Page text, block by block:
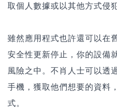
取個人數據或以其他方式侵
雖然應用程式也許還可以在
安全性更新停止，你的設備
風險之中。不肖人士可以透
手機，獲取他們想要的資料
式。